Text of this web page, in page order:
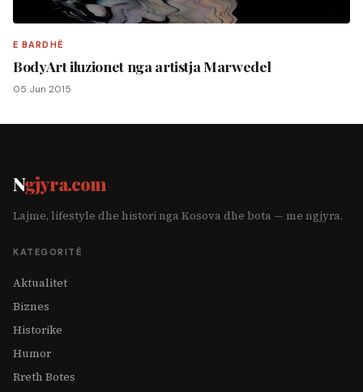
E BARDHË
BodyArt iluzionet nga artistja Marwedel
05 Jun 2015
Ngjyra.com
Lajme, lifestyle dhe histori nga Kosova dhe bota — me ngjyra.
KATEGORITË
Aktualitet
Biznes
Historike
Humor
Rreth Botes